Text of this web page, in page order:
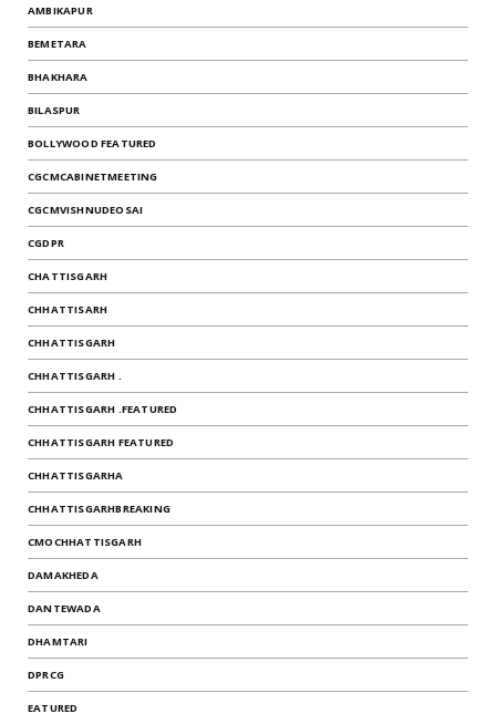
AMBIKAPUR
BEMETARA
BHAKHARA
BILASPUR
BOLLYWOOD FEATURED
CGCMCABINETMEETING
CGCMVISHNUDEOSAI
CGDPR
CHATTISGARH
CHHATTISARH
CHHATTISGARH
CHHATTISGARH .
CHHATTISGARH .FEATURED
CHHATTISGARH FEATURED
CHHATTISGARHA
CHHATTISGARHBREAKING
CMOCHHATTISGARH
DAMAKHEDA
DANTEWADA
DHAMTARI
DPRCG
EATURED